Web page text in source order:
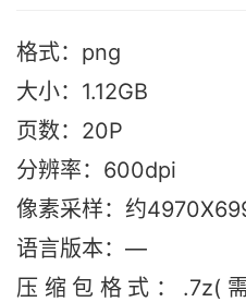
格式：png
大小：1.12GB
页数：20P
分辨率：600dpi
像素采样：约
语言版本：—
压缩包格式：.7z(